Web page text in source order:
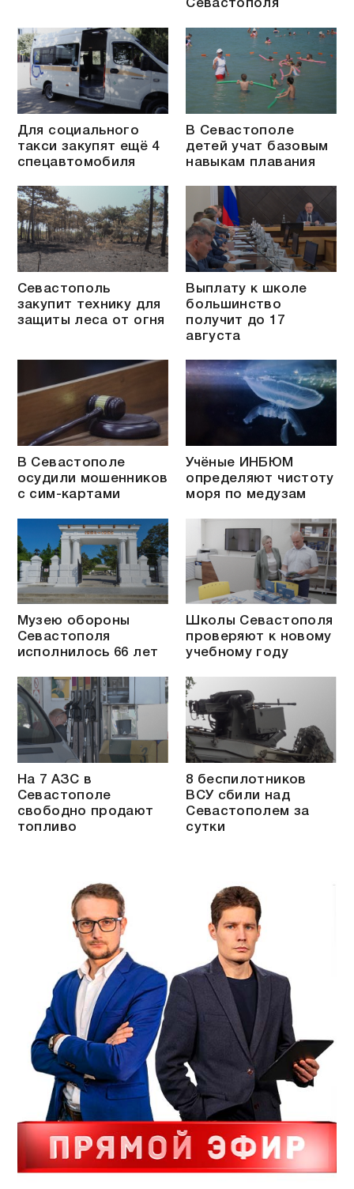
Севастополя
Для социального
такси закупят ещё 4
спецавтомобиля
В Севастополе
детей учат базовым
навыкам плавания
Севастополь
закупит технику для
защиты леса от огня
Выплату к школе
большинство
получит до 17
августа
В Севастополе
осудили мошенников
с сим-картами
Учёные ИНБЮМ
определяют чистоту
моря по медузам
Музею обороны
Севастополя
исполнилось 66 лет
Школы Севастополя
проверяют к новому
учебному году
На 7 АЗС в
Севастополе
свободно продают
топливо
8 беспилотников
ВСУ сбили над
Севастополем за
сутки